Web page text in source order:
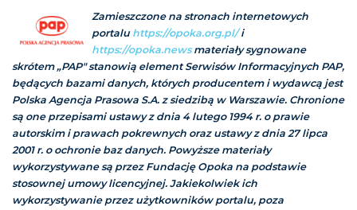
Zamieszczone na stronach internetowych
portalu https://opoka.org.pl/i
https://opoka.newsmateriały sygnowane
skrótem „PAP" stanowią element Serwisów Informacyjnych PAP,
będących bazami danych, których producentem i wydawcą jest
Polska Agencja Prasowa S.A. z siedzibą w Warszawie. Chronione
są one przepisami ustawy z dnia 4 lutego 1994 r. o prawie
autorskim i prawach pokrewnych oraz ustawy z dnia 27 lipca
2001 r. o ochronie baz danych. Powyższe materiały
wykorzystywane są przez Fundację Opoka na podstawie
stosownej umowy licencyjnej. Jakiekolwiek ich
wykorzystywanie przez użytkowników portalu, poza